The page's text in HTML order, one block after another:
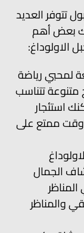
تتوفر العديد
بعض أهم
الاولوداغ:
لمحبي رياضة
متنوعة تتناسب
استئجار
وقت ممتع على
الجمال
والمناظر